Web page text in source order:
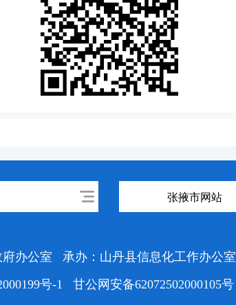
张掖市网站
办公室 承办：山丹县信息化工作办公室
号-1
甘公网安备62072502000105号